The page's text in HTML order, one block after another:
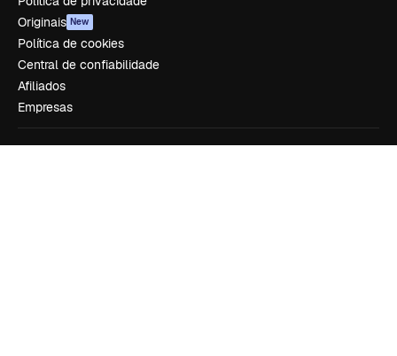
Originais New
Política de cookies
Central de confiabilidade
Afiliados
Empresas
Empresa